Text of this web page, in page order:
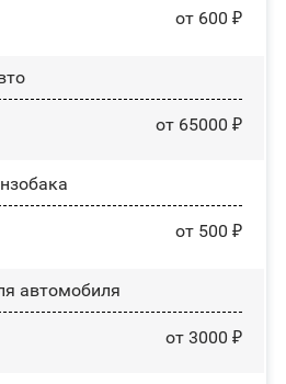
от 600 ₽
от 65000 ₽
от 500 ₽
автомобиля
от 3000 ₽